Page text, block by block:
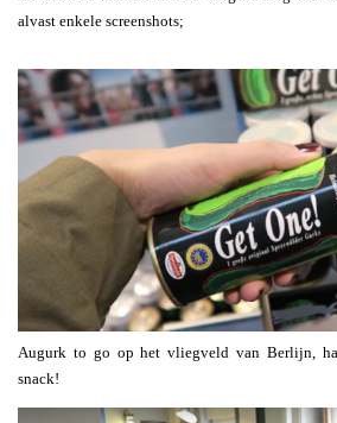
alvast enkele screenshots;
Augurk to go op het vliegveld van Berlijn,
snack!